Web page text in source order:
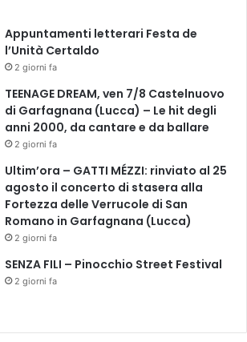
Appuntamenti letterari Festa de
l’Unità Certaldo
2 giorni fa
TEENAGE DREAM, ven 7/8 Castelnuovo
di Garfagnana (Lucca) – Le hit degli
anni 2000, da cantare e da ballare
2 giorni fa
Ultim’ora – GATTI MÉZZI: rinviato al 25
agosto il concerto di stasera alla
Fortezza delle Verrucole di San
Romano in Garfagnana (Lucca)
2 giorni fa
SENZA FILI – Pinocchio Street Festival
2 giorni fa